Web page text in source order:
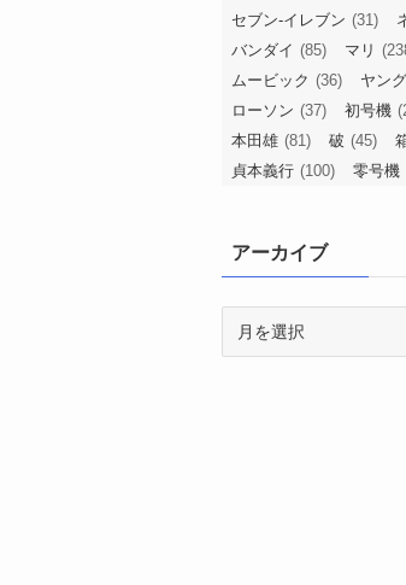
セブン-イレブン (31)
バンダイ (85) マリ
ムービック (36) ヤン
ローソン (37) 初号機
本田雄 (81) 破 (45)
貞本義行 (100) 零号機
アーカイブ